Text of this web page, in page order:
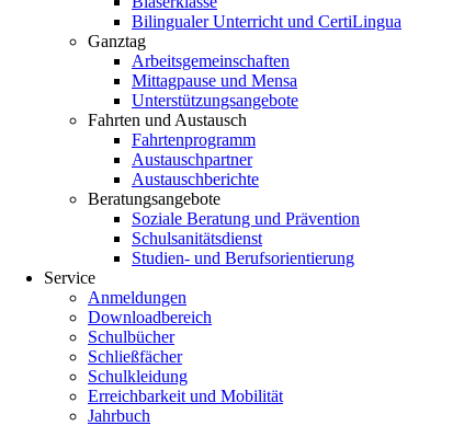
Bilingualer Unterricht und CertiLingua
Ganztag
Arbeitsgemeinschaften
Mittagpause und Mensa
Unterstützungsangebote
Fahrten und Austausch
Fahrtenprogramm
Austauschpartner
Austauschberichte
Beratungsangebote
Soziale Beratung und Prävention
Schulsanitätsdienst
Studien- und Berufsorientierung
Service
Anmeldungen
Downloadbereich
Schulbücher
Schließfächer
Schulkleidung
Erreichbarkeit und Mobilität
Jahrbuch